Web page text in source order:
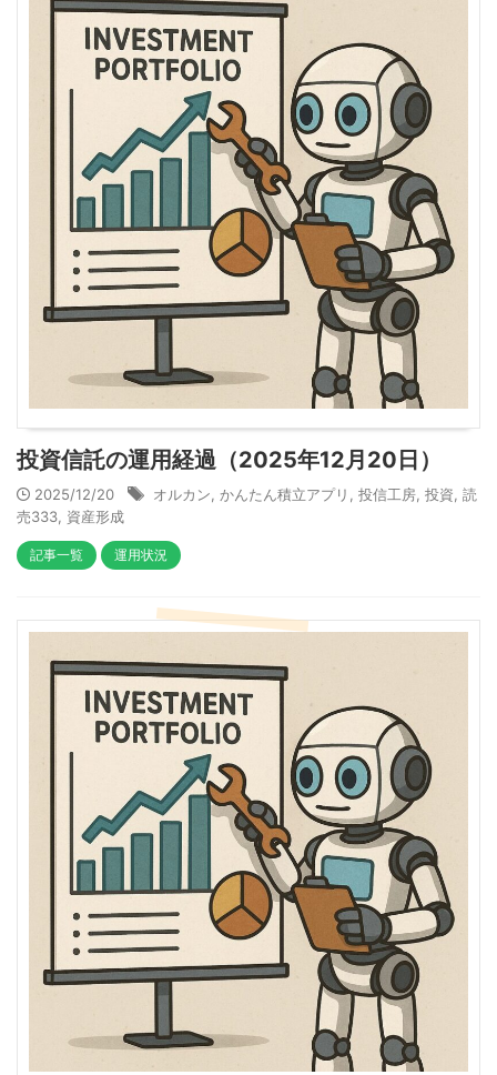
投資信託の運用経過（2025年12月20日）
2025/12/20 オルカン かんたん積立アプリ 投信工房 投資 読
売333 資産形成
記事一覧 運用状況